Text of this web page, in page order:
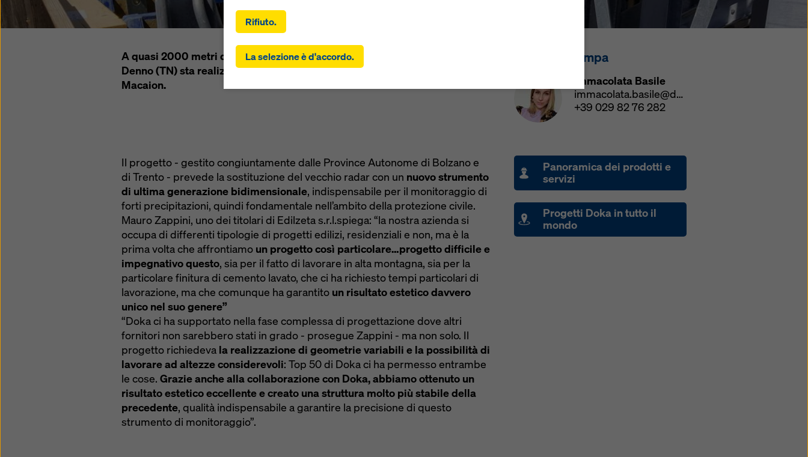
A quasi 2000 metri di altitudine - l’impresa di costruzioni Edilzeta s.r.l.di
Denno (TN) sta realizzando il nuovo radar meteorologico sul Monte
Macaion.
Contatto stampa
Immacolata Basile
immacolata.basile@doka.com
+39 029 82 76 282
Il progetto - gestito congiuntamente dalle Province Autonome di Bolzano e
di Trento - prevede la sostituzione del vecchio radar con un nuovo strumento
di ultima generazione bidimensionale, indispensabile per il monitoraggio di
forti precipitazioni, quindi fondamentale nell’ambito della protezione civile.
Mauro Zappini, uno dei titolari di Edilzeta s.r.l.spiega: “la nostra azienda si
occupa di differenti tipologie di progetti edilizi, residenziali e non, ma è la
prima volta che affrontiamo un progetto così particolare…progetto difficile e
impegnativo questo, sia per il fatto di lavorare in alta montagna, sia per la
particolare finitura di cemento lavato, che ci ha richiesto tempi particolari di
lavorazione, ma che comunque ha garantito un risultato estetico davvero
unico nel suo genere”
“Doka ci ha supportato nella fase complessa di progettazione dove altri
fornitori non sarebbero stati in grado - prosegue Zappini - ma non solo. Il
progetto richiedeva la realizzazione di geometrie variabili e la possibilità di
lavorare ad altezze considerevoli: Top 50 di Doka ci ha permesso entrambe
le cose. Grazie anche alla collaborazione con Doka, abbiamo ottenuto un
risultato estetico eccellente e creato una struttura molto più stabile della
precedente, qualità indispensabile a garantire la precisione di questo
strumento di monitoraggio”.
Panoramica dei prodotti e
servizi
Progetti Doka in tutto il
mondo
gli Stati Uniti. Se le impostazioni selezionate includono anche fornitori che
trasferiscono i dati a paesi terzi in cui non esiste una decisione di adeguatezza
ai sensi dell'articolo 45 del GDPR e non esistono garanzie adeguate ai sensi
dell'articolo 46 del GDPR, il vostro consenso si estende anche a questo.
Potrebbe esserci il rischio che i vostri dati trasmessi in questo modo siano
controllo e monitoraggio e che non esistano rimedi legali efficaci contro
questo. Potete rifiutare tutti i cookie che richiedono il consenso cliccando su
momento, con effetto futuro e senza indicarne il motivo, cliccando su
impostazioni cookiein fondo a questo sito web.
Potete trovare ulteriori informazioni sui nostri cookienella nostra informativa
sulla privacy. Vi offriamo inoltre la possibilità di selezionare i vostri cookie
(impostazioni avanzate dei cookie).
Rifiuto.
La selezione è d'accordo.